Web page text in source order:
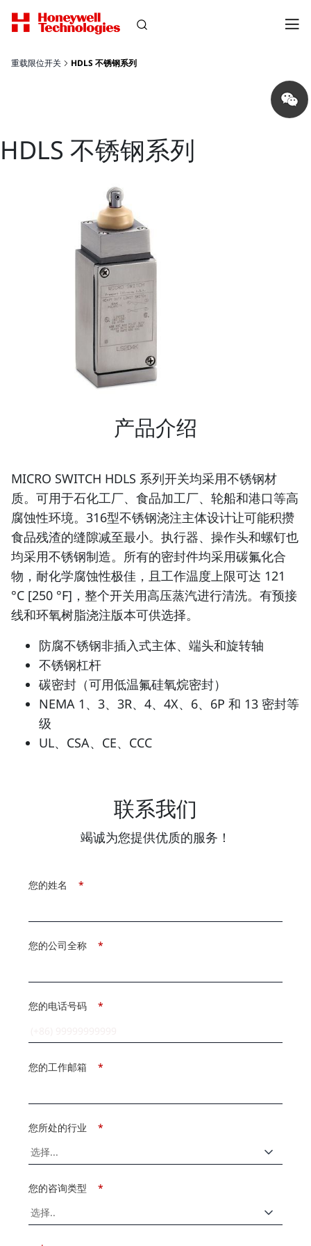
重载限位开关 HDLS 不锈钢系列
Share
on
wechat
HDLS 不锈钢系列
产品介绍
MICRO SWITCH HDLS 系列开关均采用不锈钢材
质。可用于石化工厂、食品加工厂、轮船和港口等高
腐蚀性环境。316型不锈钢浇注主体设计让可能积攒
食品残渣的缝隙减至最小。执行器、操作头和螺钉也
均采用不锈钢制造。所有的密封件均采用碳氟化合
物，耐化学腐蚀性极佳，且工作温度上限可达 121
°C [250 °F]，整个开关用高压蒸汽进行清洗。有预接
线和环氧树脂浇注版本可供选择。
防腐不锈钢非插入式主体、端头和旋转轴
不锈钢杠杆
碳密封（可用低温氟硅氧烷密封）
NEMA 1、3、3R、4、4X、6、6P 和 13 密封等
级
UL、CSA、CE、CCC
联系我们
竭诚为您提供优质的服务！
*
您的姓名
*
您的公司全称
*
您的电话号码
*
您的工作邮箱
*
您所处的行业
*
您的咨询类型